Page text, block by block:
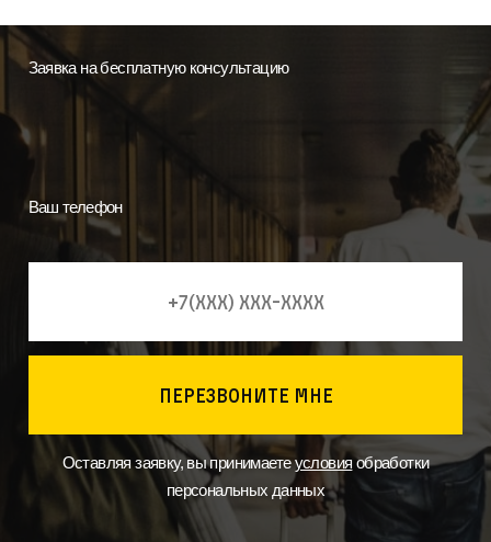
Заявка на бесплатную консультацию
Ваш телефон
перезвоните мне
Оставляя заявку, вы принимаетеусловияобработки
персональных данных